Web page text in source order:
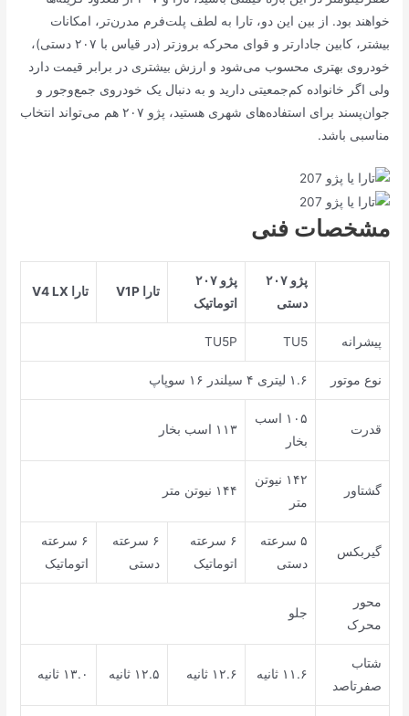
خواهند بود. از بین این دو، تارا به لطف پلت‌فرم مدرن‌تر، امکانات
بیشتر، کابین جادارتر و قوای محرکه بروزتر (در قیاس با ۲۰۷ دستی)،
خودروی بهتری محسوب می‌شود و ارزش بیشتری در برابر قیمت دارد
ولی اگر خانواده کم‌جمعیتی دارید و به دنبال یک خودروی جمع‌وجور و
جوان‌پسند برای استفاده‌های شهری هستید، پژو ۲۰۷ هم می‌تواند انتخاب
مناسبی باشد.
مشخصات فنی
پژو ۲۰۷
دستی
پژو ۲۰۷
اتوماتیک
تاراV1P تارا V4 LX
پیشرانه TU5
TU5P
نوع موتور ۱.۶ لیتری ۴ سیلندر ۱۶ سوپاپ
قدرت
۱۰۵ اسب
بخار
۱۱۳ اسب بخار
گشتاور
۱۴۲ نیوتن
متر
۱۴۴ نیوتن متر
گیربکس
۵ سرعته
دستی
۶ سرعته
اتوماتیک
۶ سرعته
دستی
۶ سرعته
اتوماتیک
محور
محرک
جلو
شتاب
صفرتاصد
۱۱.۶ ثانیه ۱۲.۶ ثانیه ۱۲.۵ ثانیه ۱۳.۰ ثانیه